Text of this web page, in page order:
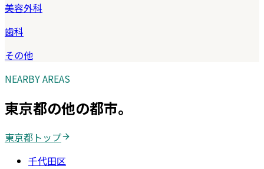
美容外科
歯科
その他
NEARBY AREAS
東京都の他の都市。
東京都 トップ
千代田区